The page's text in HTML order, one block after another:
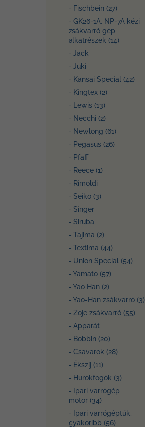
- Fischbein (27)
- GK26-1A, NP-7A kézi
zsákvarró gép
alkatrészek (14)
- Jack
- Juki
- Kansai Special (42)
- Kingtex (2)
- Lewis (13)
- Necchi (2)
- Newlong (61)
- Pegasus (26)
- Pfaff
- Reece (1)
- Rimoldi
- Seiko (3)
- Singer
- Siruba
- Tajima (2)
- Textima (44)
- Union Special (54)
- Yamato (57)
- Yao Han (2)
- Yao-Han zsákvarró (3)
- Zoje zsákvarró (55)
- Apparát
- Bobbin (20)
- Csavarok (28)
- Ékszíj (11)
- Hurokfogók (3)
- Ipari varrógép
motor (34)
- Ipari varrógéptűk,
gyakoribb (56)